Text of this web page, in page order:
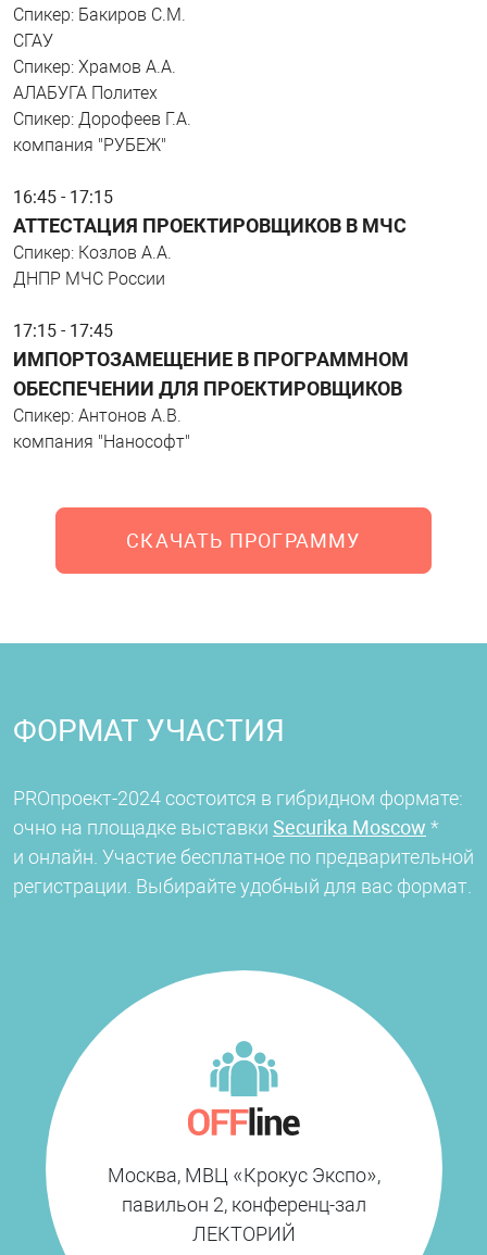
Спикер: Бакиров С.М.
СГАУ
Спикер: Храмов А.А.
АЛАБУГА Политех
Спикер: Дорофеев Г.А.
компания "РУБЕЖ"
16:45 - 17:15
АТТЕСТАЦИЯ ПРОЕКТИРОВЩИКОВ В МЧС
Спикер: Козлов А.А.
ДНПР МЧС России
17:15 - 17:45
ИМПОРТОЗАМЕЩЕНИЕ В ПРОГРАММНОМ
ОБЕСПЕЧЕНИИ ДЛЯ ПРОЕКТИРОВЩИКОВ
Спикер: Антонов А.В.
компания "Нанософт"
СКАЧАТЬ ПРОГРАММУ
ФОРМАТ УЧАСТИЯ
PROпроект-2024 состоится в гибридном формате:
очно на площадке выставки Securika Moscow *
и онлайн. Участие бесплатное по предварительной
регистрации. Выбирайте удобный для вас формат.
Москва, МВЦ «Крокус Экспо»,
павильон 2, конференц-зал
ЛЕКТОРИЙ